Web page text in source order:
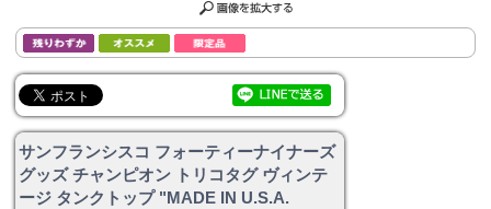
サンフランシスコ フォーティーナイナーズ
グッズ チャンピオン トリコタグ ヴィンテ
ージ タンクトップ "MADE IN U.S.A.